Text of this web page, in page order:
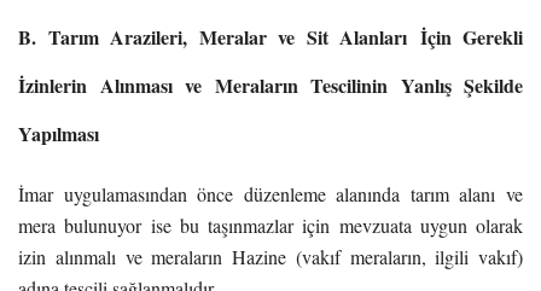
B. Tarım Arazileri, Meralar ve Sit Alanları İçin Gerekli
İzinlerin Alınması ve Meraların Tescilinin Yanlış Şekilde
Yapılması
İmar uygulamasından önce düzenleme alanında tarım alanı ve
mera bulunuyor ise bu taşınmazlar için mevzuata uygun olarak
izin alınmalı ve meraların Hazine (vakıf meraların, ilgili vakıf)